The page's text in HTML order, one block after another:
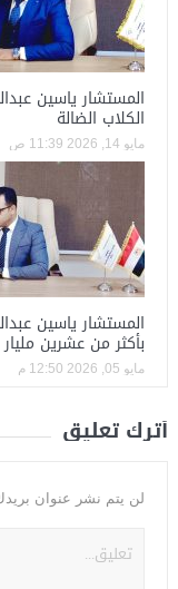
المستشار ياسين
الكلاب الضالة
مايو 14, 2026 11:39 ص
المستشار ياسين
بأكثر من عشرين
مايو 05, 2026 12:50 م
أترك تعليق
لن يتم نشر عنوان بريدك